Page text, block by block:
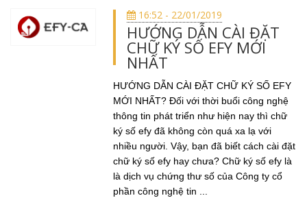
16:52 - 22/01/2019
HƯỚNG DẪN CÀI ĐẶT
CHỮ KÝ SỐ EFY MỚI
NHẤT
HƯỚNG DẪN CÀI ĐẶT CHỮ KÝ SỐ EFY
MỚI NHẤT? Đối với thời buổi công nghệ
thông tin phát triển như hiện nay thì chữ
ký số efy đã không còn quá xa lạ với
nhiều người. Vậy, bạn đã biết cách cài đặt
chữ ký số efy hay chưa? Chữ ký số efy là
là dịch vụ chứng thư số của Công ty cổ
phần công nghệ tin ...